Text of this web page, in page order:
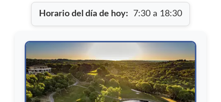
Horario del día de hoy: 7:30 a 18:30